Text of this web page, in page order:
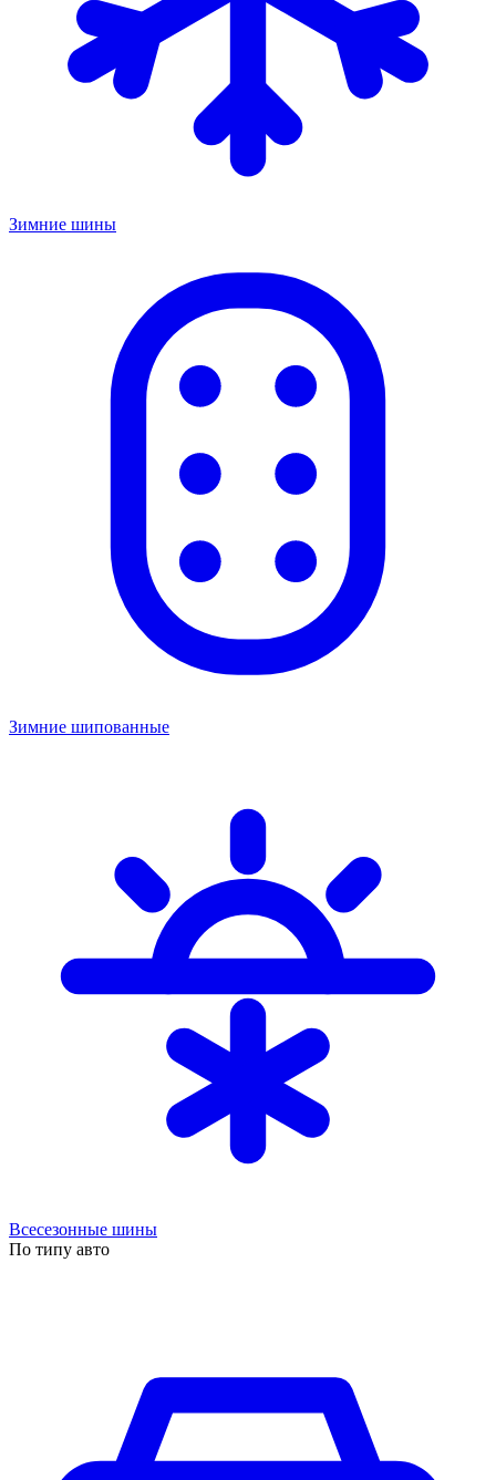
Зимние шины
Зимние шипованные
Всесезонные шины
По типу авто